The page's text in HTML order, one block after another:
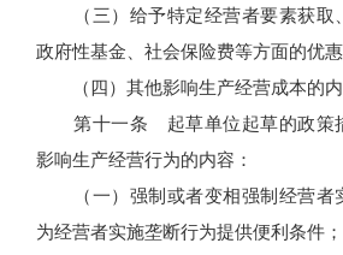
（三）给予特定经营者要素获取
政府性基金、社会保险费等方面的优惠
（四）其他影响生产经营成本的内
第十一条 起草单位起草的政策措
影响生产经营行为的内容：
（一）强制或者变相强制经营者
为经营者实施垄断行为提供便利条件；